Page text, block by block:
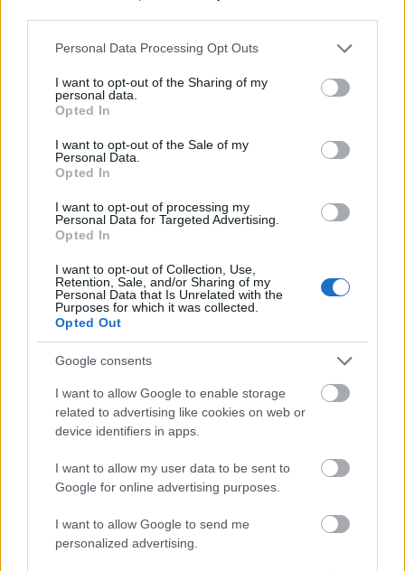
Please note that this website/app uses one or more Google
not limited to your visit or usage behaviour. You may click to
grant or deny consent to Google and its third-party tags to
use your data for below specified purposes in below Google
consent section.
Personal Data Processing Opt Outs
I want to opt-out of the Sharing of my
personal data.
Opted In
I want to opt-out of the Sale of my
Personal Data.
Opted In
I want to opt-out of processing my
Personal Data for Targeted Advertising.
Opted In
I want to opt-out of Collection, Use,
Retention, Sale, and/or Sharing of my
Personal Data that Is Unrelated with the
Purposes for which it was collected.
Opted Out
Google consents
I want to allow Google to enable storage
related to advertising like cookies on web or
device identifiers in apps.
I want to allow my user data to be sent to
Google for online advertising purposes.
I want to allow Google to send me
personalized advertising.
MAGYAR ÉPÍTŐK
Zugló
Új vízáteresztő burkolatú parkolók épülnek Zuglóban
– helyben tartják a csapadékvizet
a XIV. kerületi Zsivora parkban. A beruházás számos
klímavédelmi megoldást is tartalmaz: a csapadékvíz helyben
Nem az üres, hanem az okosan működő